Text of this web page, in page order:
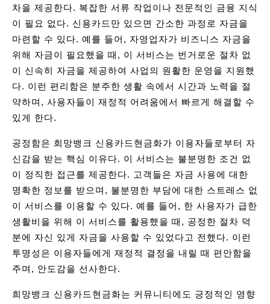
차을 제공한다. 복잡한 서류 작업이나 전문적인 금융 지식
이 필요 없다. 신용카드만 있으면 간소한 과정로 자금을
마련할 수 있다. 예를 들어, 자영업자가 비즈니스 자금을
위해 자금이 필요했을 때, 이 서비스는 번거로운 절차 없
이 신속히 자금을 제공하여 사업의 원활한 운영을 지원했
다. 이런 편리함은 분주한 생활 속에서 시간과 노력을 절
약하며, 사용자들이 재정적 어려움에서 빠르게 해결할 수
있게 한다.
공정함은 희망뱅크 신용카드현금화가 이용자들로부터 자
신감을 받는 핵심 이유다. 이 서비스는 불분명한 조건 없
이 정직한 접근를 제공한다. 고객들은 자금 사용에 대한
명확한 정보를 받으며, 불분명한 부담에 대한 스트레스 없
이 서비스를 이용할 수 있다. 예를 들어, 한 사용자가 급한
생활비을 위해 이 서비스를 활용했을 때, 공정한 절차 덕
분에 자신 있게 자금을 사용할 수 있었다고 전했다. 이런
투명성은 이용자들에게 재정적 결정을 내릴 때 편안함을
주며, 안도감을 선사한다.
희망뱅크 신용카드현금화는 커뮤니티에도 긍정적인 영향